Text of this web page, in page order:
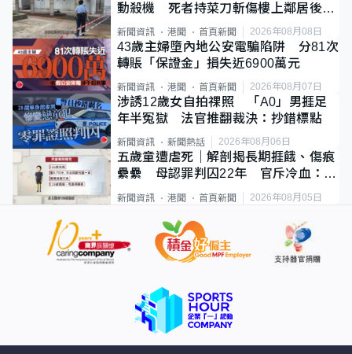
動殺機 死者持菜刀斬傷樓上鄰居後墮
斃
新聞資訊 港聞 首頁新聞 2026年08月08日
43歲主婦墮內地公安電騙陷阱 分81次
轉賬「保證金」損失近6900萬元
新聞資訊 港聞 首頁新聞 2026年08月07日
涉誘12歲女自拍祼照 「A0」男捱足
年半冤獄 法官推翻裁決：抄錯標點
新聞資訊 新聞熱話 2026年08月06日
五歲童遭虐死｜解剖揭長期捱餓、傷痕
纍纍 母認罪判囚22年 官斥冷血：同
類案最惡劣
新聞資訊 港聞 首頁新聞 2026年08月05日